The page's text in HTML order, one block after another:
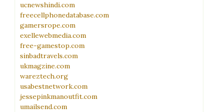
ucnewshindi.com
freecellphonedatabase.com
gamersrope.com
exellewebmedia.com
free-gamestop.com
sinbadtravels.com
ukmagzine.com
wareztech.org
usabestnetwork.com
jessepinkmanoutfit.com
umailsend.com